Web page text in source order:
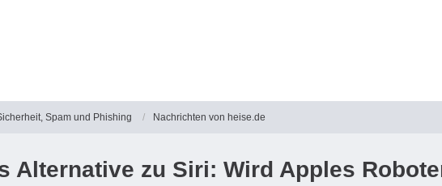
Spam und Phishing Nachrichten von heise.de
Alternative zu Siri: Wird Apples